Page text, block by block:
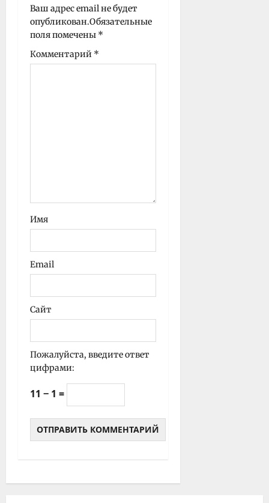
п
и
с
и
Ваш адрес email не будет
опубликован.Обязательные
поля помечены *
Комментарий *
Имя
Email
Сайт
Пожалуйста, введите ответ
цифрами:
11 − 1 =